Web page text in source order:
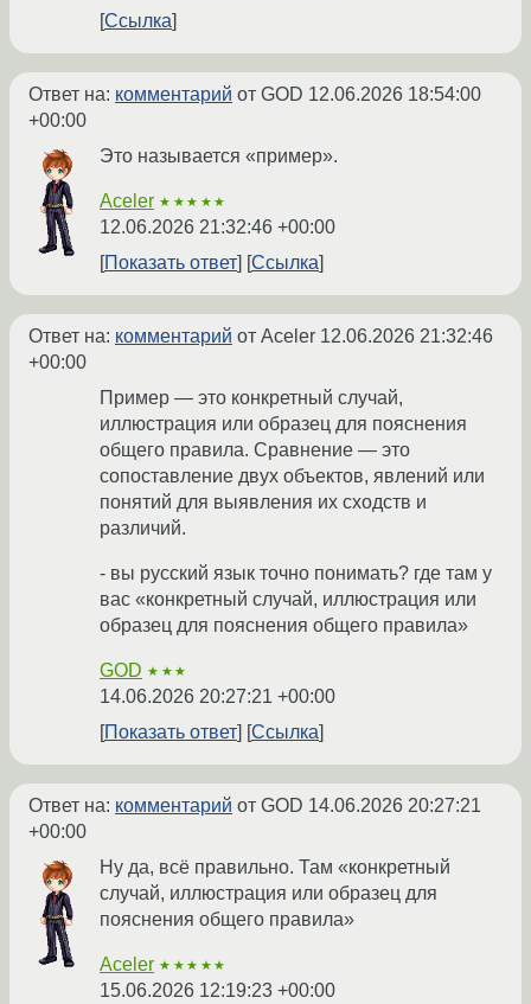
Ссылка
Ответ на: комментарий от GOD 12.06.2026 18:54:00
+00:00
Это называется «пример».
Aceler ★★★★★
12.06.2026 21:32:46 +00:00
Показать ответ
Ссылка
Ответ на: комментарий от Aceler 12.06.2026 21:32:46
+00:00
Пример — это конкретный случай,
иллюстрация или образец для пояснения
общего правила. Сравнение — это
сопоставление двух объектов, явлений или
понятий для выявления их сходств и
различий.
- вы русский язык точно понимать? где там у
вас «конкретный случай, иллюстрация или
образец для пояснения общего правила»
GOD ★★★
14.06.2026 20:27:21 +00:00
Показать ответ
Ссылка
Ответ на: комментарий от GOD 14.06.2026 20:27:21
+00:00
Ну да, всё правильно. Там «конкретный
случай, иллюстрация или образец для
пояснения общего правила»
Aceler ★★★★★
15.06.2026 12:19:23 +00:00